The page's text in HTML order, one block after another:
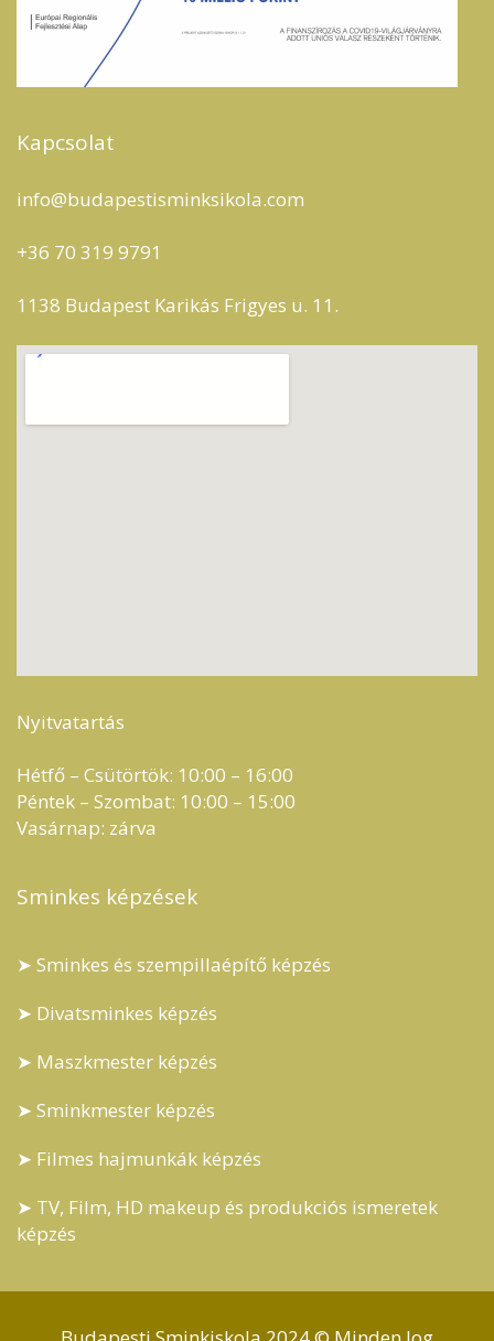
Kapcsolat
info@budapestisminksikola.com
+36 70 319 9791
1138 Budapest Karikás Frigyes u. 11.
Nyitvatartás
Hétfő – Csütörtök: 10:00 – 16:00
Péntek – Szombat: 10:00 – 15:00
Vasárnap: zárva
Sminkes képzések
➤ Sminkes és szempillaépítő képzés
➤ Divatsminkes képzés
➤ Maszkmester képzés
➤ Sminkmester képzés
➤ Filmes hajmunkák képzés
➤ TV, Film, HD makeup és produkciós ismeretek
képzés